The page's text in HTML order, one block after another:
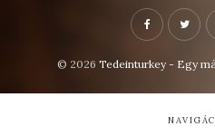
© 2026 Tedeinturkey - Egy